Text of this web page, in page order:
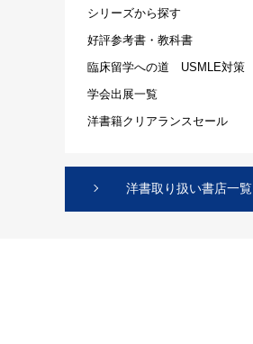
シリーズから探す
好評参考書・教科書
臨床留学への道 USMLE対策
学会出展一覧
洋書籍クリアランスセール
洋書取り扱い書店一覧